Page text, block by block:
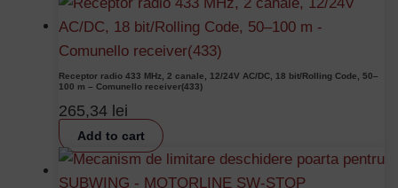
Receptor radio 433 MHz, 2 canale, 12/24V AC/DC, 18 bit/Rolling Code, 50–
100 m – Comunello receiver(433)
265,34 lei
Add to cart